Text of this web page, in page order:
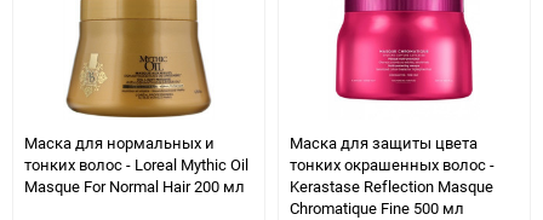
Маска для нормальных и
тонких волос - Loreal Mythic Oil
Masque For Normal Hair 200 мл
Маска для защиты цвета
тонких окрашенных волос -
Kerastase Reflection Masque
Chromatique Fine 500 мл